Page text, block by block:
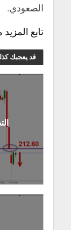
الصعودي.
تابع
قد يعجبك